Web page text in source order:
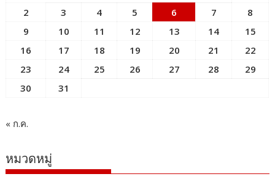
2
3 4 5 6 7
8
9
10 11 12 13 14
15
16
17 18 19 20 21
22
23
24 25 26 27 28
29
30
31
« ก.ค.
หมวดหมู่